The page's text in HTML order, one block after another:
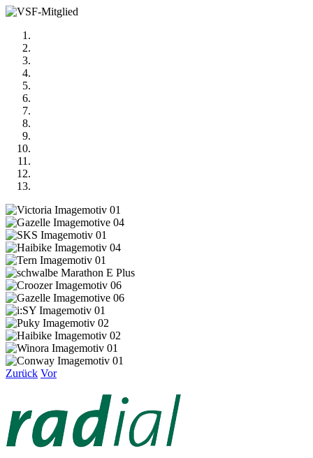
Zurück Vor